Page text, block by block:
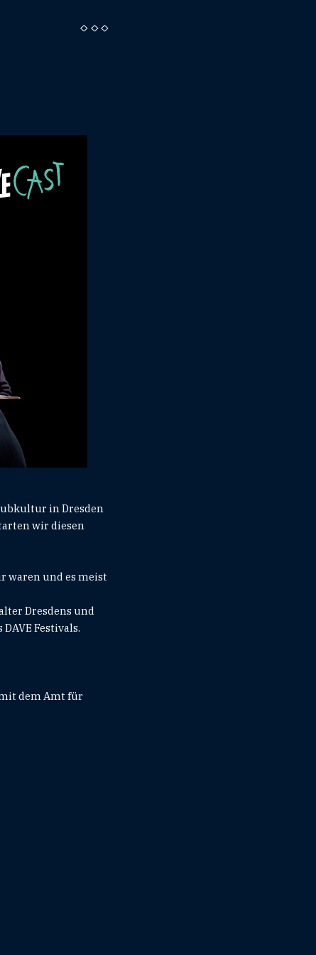
in Dresden
wir diesen
waren und es meist
Dresdens und
Festivals.
dem Amt für